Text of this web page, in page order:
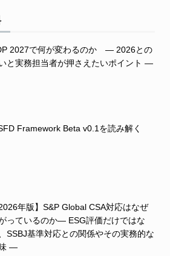
2027で何が変わるのか ― 2026との
と実務担当者が押さえたいポイント ―
Framework Beta v0.1を読み解く
2026年版】S&P Global CSA対応はなぜ
っているのか― ESG評価だけではな
SSBJ基準対応との関係やその実務的な
―